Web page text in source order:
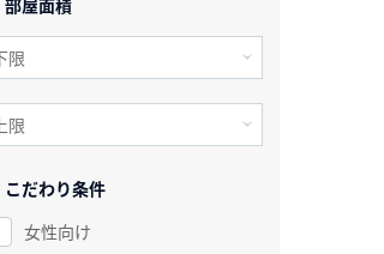
こだわり条件
女性向け